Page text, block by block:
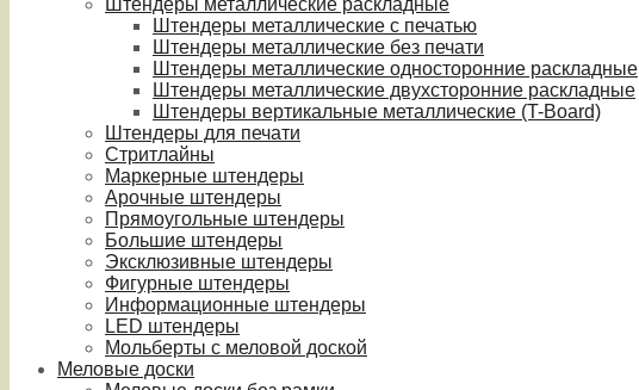
Штендеры металлические раскладные
Штендеры металлические с печатью
Штендеры металлические без печати
Штендеры металлические односторонние раскладные
Штендеры металлические двухсторонние раскладные
Штендеры вертикальные металлические (T-Board)
Штендеры для печати
Стритлайны
Маркерные штендеры
Арочные штендеры
Прямоугольные штендеры
Большие штендеры
Эксклюзивные штендеры
Фигурные штендеры
Информационные штендеры
LED штендеры
Мольберты с меловой доской
Меловые доски